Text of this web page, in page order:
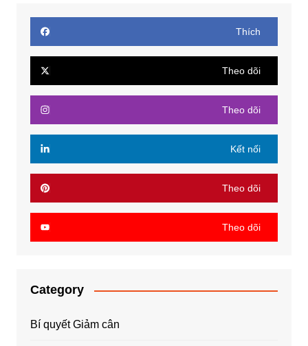
Thích
Theo dõi
Theo dõi
Kết nối
Theo dõi
Theo dõi
Category
Bí quyết Giảm cân